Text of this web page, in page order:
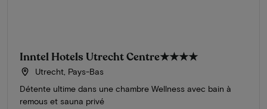
Inntel Hotels Utrecht Centre★★★★
Utrecht, Pays-Bas
Détente ultime dans une chambre Wellness avec bain à
remous et sauna privé